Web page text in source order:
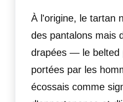
À l'origine, le tartan
des pantalons mais
drapées — le
portées par les
écossais comme